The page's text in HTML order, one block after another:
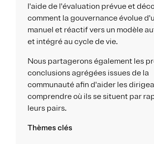
l'aide de l'évaluation prévue et
comment la gouvernance évolue
manuel et réactif vers un modèle
et intégré au cycle de vie.
Nous partagerons également les
conclusions agrégées issues de la
communauté afin d'aider les
comprendre où ils se situent par
leurs pairs.
Thèmes clés